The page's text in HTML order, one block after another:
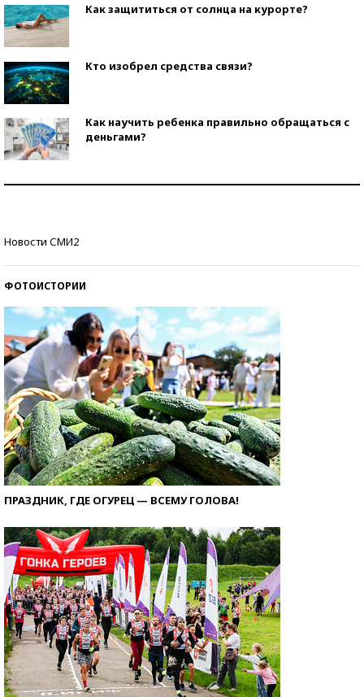
Как защититься от солнца на курорте?
Кто изобрел средства связи?
Как научить ребенка правильно обращаться с
деньгами?
Новости СМИ2
ФОТОИСТОРИИ
ПРАЗДНИК, ГДЕ ОГУРЕЦ — ВСЕМУ ГОЛОВА!